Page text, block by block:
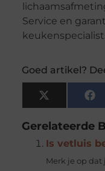
Service en
keukenspecialist.
Goed artikel?
X
(Twitter)
Gerelateerde
Is vetluis
Merk je op dat